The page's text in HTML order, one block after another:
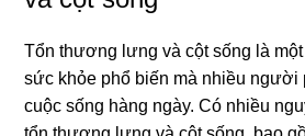
Tổn thương lưng và cột sống là
sức khỏe phổ biến mà nhiều người
cuộc sống hàng ngày. Có nhiều